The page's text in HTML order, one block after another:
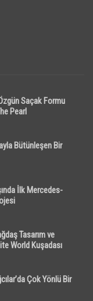
Saçak Formu
Pearl
Bütünleşen Bir
İlk Mercedes-
Tasarım ve
World Kuşadası
Çok Yönlü Bir